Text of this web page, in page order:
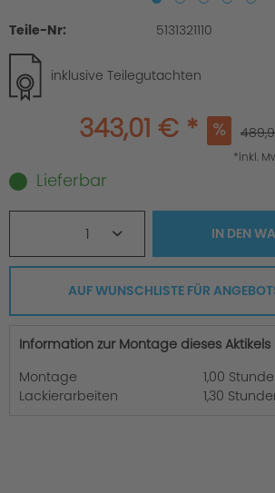
Teile-Nr: 5131321110
inklusive Teilegutachten
343,01 € *
*inkl.
Lieferbar
1 IN DEN
AUF WUNSCHLISTE FÜR
Information zur Montage dieses Aktikels
Montage
1,00
Lackierarbeiten
1,30